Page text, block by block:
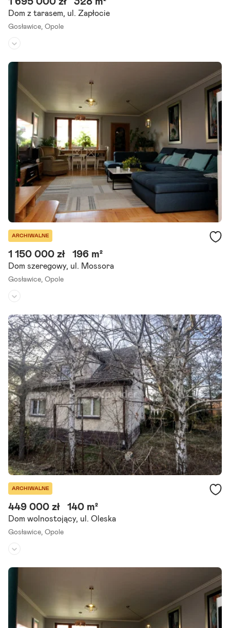
Dom z tarasem, ul. Zapłocie
Gosławice, Opole
Powierzchnia działki:
Zapraszamy do zakupu wyjątkowego domu jednorodzinnego, położ
onego w spokojnej okolicy Opola (gosławice). Dom został oddany d
o użytkowania w 2005 roku i jest wykonany z najwyższej.
Szczegóły ogłoszenia
ARCHIWALNE
Dom szeregowy, ul. Mossora
Gosławice, Opole
1 150 000 zł 196 m²
Liczba pokoi:5
Powierzchnia działki:169 m²
Oferujemy do sprzedaży wygodny, jednorodzinny budynek mieszkal
ny o powierzchni 196 m2 z wbudowanym garażem - w zabudowie sz
eregowej, położony w Opolu (dzielnica Gosławice). Dom.
Szczegóły ogłoszenia
ARCHIWALNE
Dom wolnostojący, ul. Oleska
Gosławice, Opole
449 000 zł 140 m²
Powierzchnia działki:660 m²
Zachęcam do zapoznania się z ofertą domu położonego w Opolu. N
ieruchomość wybudowana w 1950 roku. Powierzchnia domu to oko